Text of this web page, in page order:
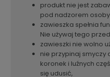
produkt nie jest
pod nadzorem osoby
zawieszka spełnia
Nie używaj tego
zawieszki nie wolno
nie przypinaj smyczy
koronek i luźnych
się udusić,